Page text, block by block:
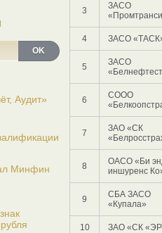
OK
Аудит»
Минфин
3
ЗАСО
4 ЗАСО
5
ЗАСО
6
СООО
7
ЗАО «СК
8
ОАСО «Би
иншуренс
9
СБА ЗАСО
«Купала»
10 ЗАО «СК